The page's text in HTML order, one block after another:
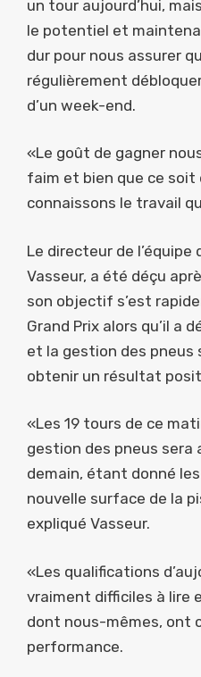
un tour aujourd’hui,
le potentiel et
dur pour nous assurer
régulièrement
d’un week-end.
«Le goût de gagner
faim et bien que ce soit
connaissons le travail
Le directeur de l’équipe
Vasseur, a été déçu
son objectif s’est
Grand Prix alors qu’il a
et la gestion des pneus
obtenir un résultat
«Les 19 tours de ce
gestion des pneus sera
demain, étant donné
nouvelle surface de la
expliqué Vasseur.
«Les qualifications
vraiment difficiles à lire
dont nous-mêmes, ont
performance.